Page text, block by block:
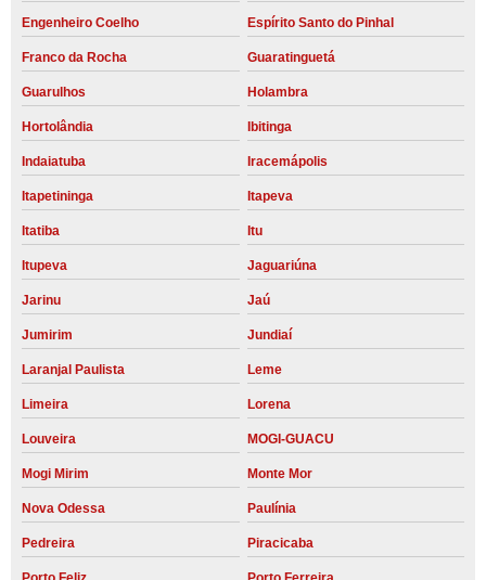
Engenheiro Coelho Espírito Santo do Pinhal
Franco da Rocha Guaratinguetá
Guarulhos Holambra
Hortolândia Ibitinga
Indaiatuba Iracemápolis
Itapetininga Itapeva
Itatiba Itu
Itupeva Jaguariúna
Jarinu Jaú
Jumirim Jundiaí
Laranjal Paulista Leme
Limeira Lorena
Louveira MOGI-GUACU
Mogi Mirim Monte Mor
Nova Odessa Paulínia
Pedreira Piracicaba